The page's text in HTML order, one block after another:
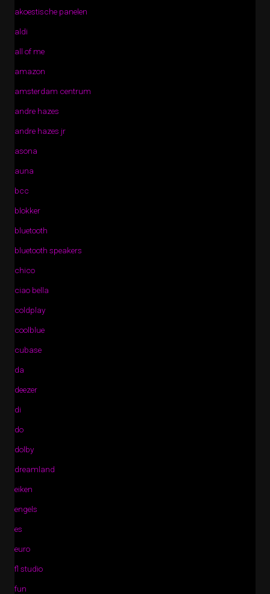
akoestische panelen
aldi
all of me
amazon
amsterdam centrum
andre hazes
andre hazes jr
asona
auna
bcc
blokker
bluetooth
bluetooth speakers
chico
ciao bella
coldplay
coolblue
cubase
da
deezer
di
do
dolby
dreamland
eiken
engels
es
euro
fl studio
fun